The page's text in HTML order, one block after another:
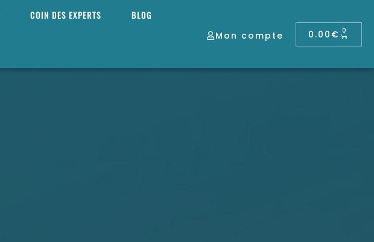
COIN DES EXPERTS
BLOG
Mon compte 0.00 € 0